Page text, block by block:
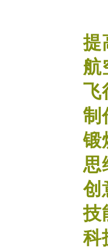
提
航
飞
制
锻
思
创
技
科